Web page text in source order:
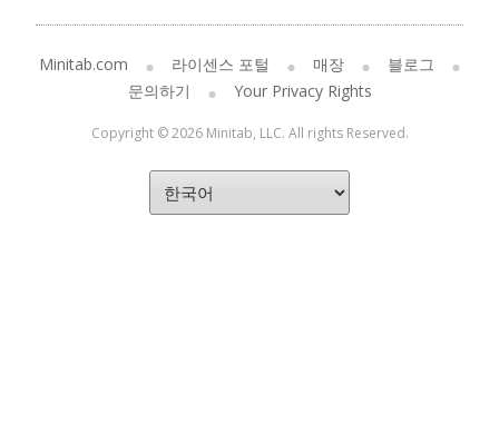
Minitab.com 라이센스 포털 매장
블로그
문의하기
Your Privacy Rights
Copyright © 2026 Minitab, LLC. All rights Reserved.